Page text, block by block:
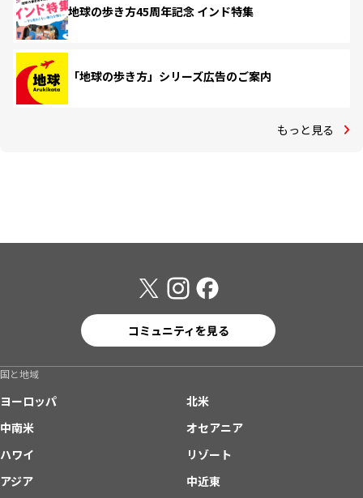
地球の歩き方45周年記念 インド特集
「地球の歩き方」シリーズ広告のご案内
もっと見る
コミュニティを見る
国と地域
ヨーロッパ
北米
中南米
オセアニア
ハワイ
リゾート
アジア
中近東